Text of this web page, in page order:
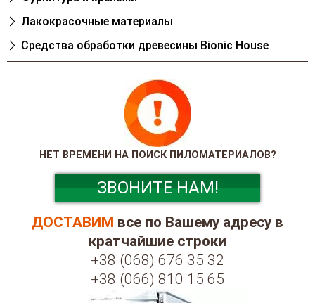
Лакокрасочные материалы
Cредства обработки древесины Bionic House
НЕТ ВРЕМЕНИ НА ПОИСК ПИЛОМАТЕРИАЛОВ?
ЗВОНИТЕ НАМ!
ДОСТАВИМ все по Вашему адресу в
кратчайшие строки
+38 (068) 676 35 32
+38 (066) 810 15 65